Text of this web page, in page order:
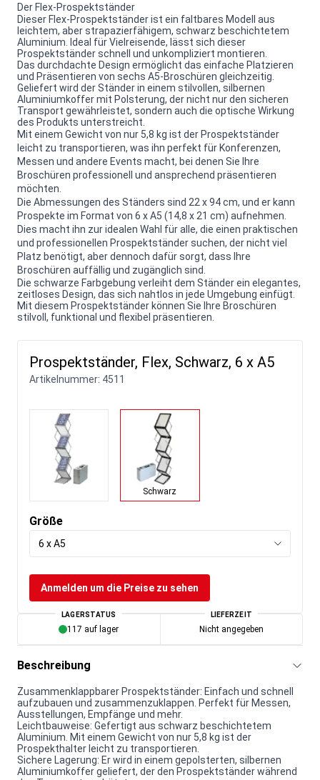
Der Flex-Prospektständer
Dieser Flex-Prospektständer ist ein faltbares Modell aus
leichtem, aber strapazierfähigem, schwarz beschichtetem
Aluminium. Ideal für Vielreisende, lässt sich dieser
Prospektständer schnell und unkompliziert montieren.
Das durchdachte Design ermöglicht das einfache Platzieren
und Präsentieren von sechs A5-Broschüren gleichzeitig.
Geliefert wird der Ständer in einem stilvollen, silbernen
Aluminiumkoffer mit Polsterung, der nicht nur den sicheren
Transport gewährleistet, sondern auch die optische Wirkung
des Produkts unterstreicht.
Mit einem Gewicht von nur 5,8 kg ist der Prospektständer
leicht zu transportieren, was ihn perfekt für Konferenzen,
Messen und andere Events macht, bei denen Sie Ihre
Broschüren professionell und ansprechend präsentieren
möchten.
Die Abmessungen des Ständers sind 22 x 94 cm, und er kann
Prospekte im Format von 6 x A5 (14,8 x 21 cm) aufnehmen.
Dies macht ihn zur idealen Wahl für alle, die einen praktischen
und professionellen Prospektständer suchen, der nicht viel
Platz benötigt, aber dennoch dafür sorgt, dass Ihre
Broschüren auffällig und zugänglich sind.
Die schwarze Farbgebung verleiht dem Ständer ein elegantes,
zeitloses Design, das sich nahtlos in jede Umgebung einfügt.
Mit diesem Prospektständer können Sie Ihre Broschüren
stilvoll, funktional und flexibel präsentieren.
Prospektständer, Flex, Schwarz, 6 x A5
Artikelnummer: 4511
Schwarz
Größe
6 x A5
Anmelden um die Preise zu sehen
LAGERSTATUS
117 auf lager
LIEFERZEIT
Nicht angegeben
Beschreibung
Zusammenklappbarer Prospektständer: Einfach und schnell
aufzubauen und zusammenzuklappen. Perfekt für Messen,
Ausstellungen, Empfänge und mehr.
Leichtbauweise: Gefertigt aus schwarz beschichtetem
Aluminium. Mit einem Gewicht von nur 5,8 kg ist der
Prospekthalter leicht zu transportieren.
Sichere Lagerung: Er wird in einem gepolsterten, silbernen
Aluminiumkoffer geliefert, der den Prospektständer während